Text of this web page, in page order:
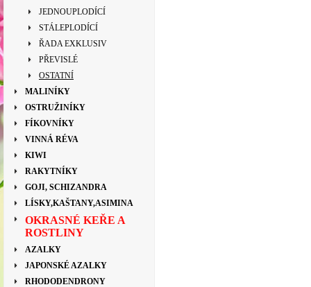
JEDNOUPLODÍCÍ
STÁLEPLODÍCÍ
ŘADA EXKLUSIV
PŘEVISLÉ
OSTATNÍ
MALINÍKY
OSTRUŽINÍKY
FÍKOVNÍKY
VINNÁ RÉVA
KIWI
RAKYTNÍKY
GOJI, SCHIZANDRA
LÍSKY,KAŠTANY,ASIMINA
OKRASNÉ KEŘE A
ROSTLINY
AZALKY
JAPONSKÉ AZALKY
RHODODENDRONY